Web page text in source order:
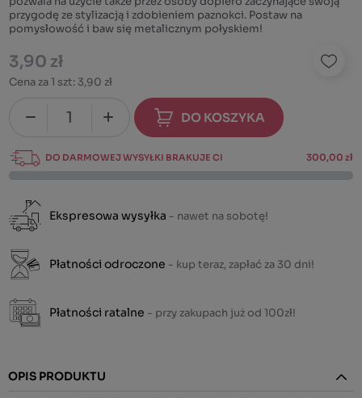
przygodę ze stylizacją i zdobieniem paznokci. Postaw na
pomysłowość i baw się metalicznym połyskiem!
3,90 zł
Cena za 1 szt: 3,90 zł
DO KOSZYKA
DO DARMOWEJ WYSYŁKI BRAKUJE CI 300,00 zł
Ekspresowa wysyłka - nawet na sobotę!
Płatności odroczone - kup teraz, zapłać za 30 dni!
Płatności ratalne - przy zakupach już od 100zł!
OPIS PRODUKTU